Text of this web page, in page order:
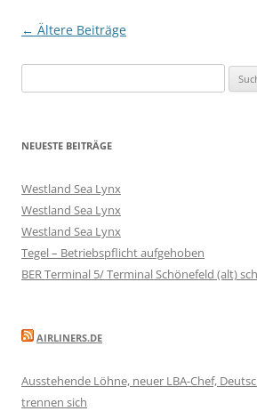
Beitragsnavigation
← Ältere Beiträge
nach:
NEUESTE BEITRÄGE
Westland Sea Lynx
Westland Sea Lynx
Westland Sea Lynx
Tegel – Betriebspflicht aufgehoben
BER Terminal 5/ Terminal Schönefeld (alt)
AIRLINERS.DE
Ausstehende Löhne, neuer LBA-Chef,
trennen sich